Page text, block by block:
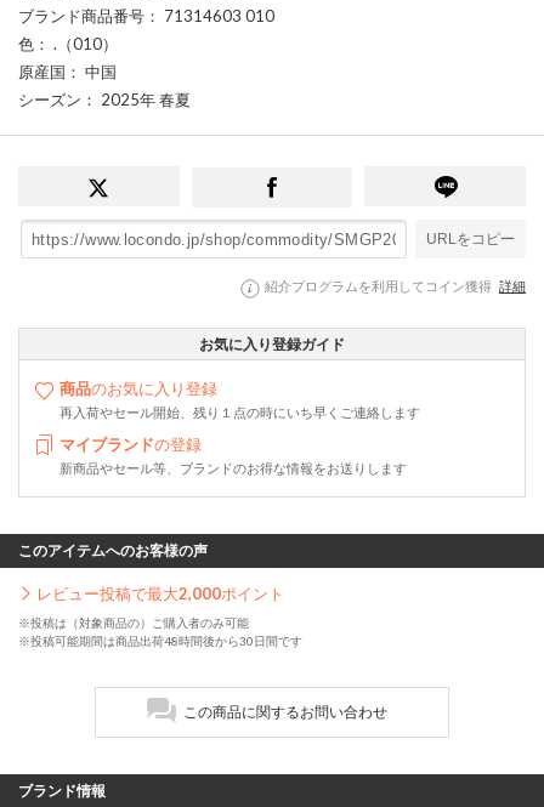
ブランド商品番号 ： 71314603 010
色 ： .（010）
原産国 ： 中国
シーズン ： 2025年 春夏
URLをコピー
紹介プログラムを利用してコイン獲得 詳細
お気に入り登録ガイド
商品のお気に入り登録
再入荷やセール開始、残り１点の時にいち早くご連絡します
マイブランドの登録
新商品やセール等、ブランドのお得な情報をお送りします
このアイテムへのお客様の声
レビュー投稿で最大2,000ポイント
※投稿は（対象商品の）ご購入者のみ可能
※投稿可能期間は商品出荷48時間後から30日間です
この商品に関するお問い合わせ
ブランド情報